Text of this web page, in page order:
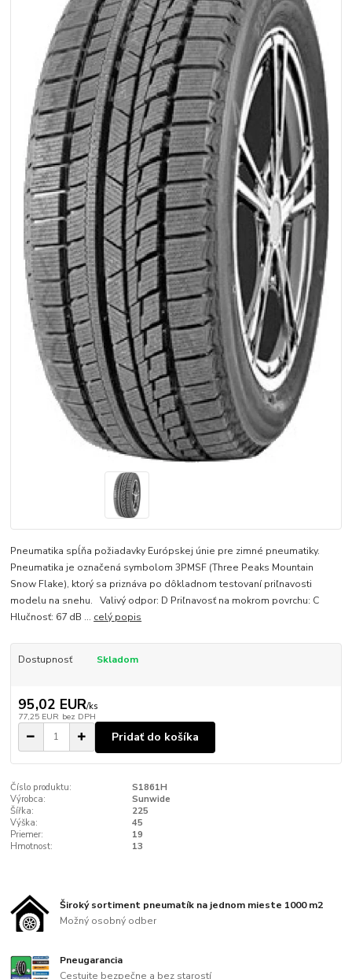
Pneumatika spĺňa požiadavky Európskej únie pre zimné pneumatiky.
Pneumatika je označená symbolom 3PMSF (Three Peaks Mountain
Snow Flake), ktorý sa priznáva po dôkladnom testovaní priľnavosti
modelu na snehu. Valivý odpor: D Priľnavosť na mokrom povrchu: C
Hlučnosť: 67 dB ... celý popis
Dostupnosť Skladom
95,02 EUR/ks
77,25 EUR bez DPH
Pridať do košíka
Číslo produktu:
S1861H
Výrobca:
Sunwide
Šířka:
225
Výška:
45
Priemer:
19
Hmotnost:
13
Široký sortiment pneumatík na jednom mieste 1000 m2
Možný osobný odber
Pneugarancia
Cestujte bezpečne a bez starostí